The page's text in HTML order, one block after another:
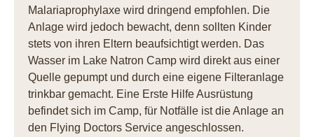
Malariaprophylaxe wird dringend empfohlen. Die
Anlage wird jedoch bewacht, denn sollten Kinder
stets von ihren Eltern beaufsichtigt werden. Das
Wasser im Lake Natron Camp wird direkt aus einer
Quelle gepumpt und durch eine eigene Filteranlage
trinkbar gemacht. Eine Erste Hilfe Ausrüstung
befindet sich im Camp, für Notfälle ist die Anlage an
den Flying Doctors Service angeschlossen.